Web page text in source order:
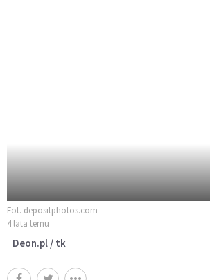
Fot. depositphotos.com
4 lata temu
Deon.pl / tk